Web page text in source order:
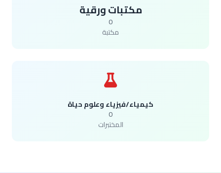
مكتبات ورقية
0
مكتبة
كيمياء/فيزياء وعلوم حياة
0
المختبرات